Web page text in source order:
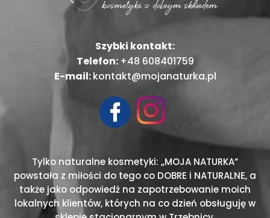
Szybki kontakt:
Telefon: +48 608401759
E-mail:kontakt@mojanaturka.pl
Tylko naturalne kosmetyki: „MOJA NATURKA”
powstała z miłości do tego co DOBRE i NATURALNE, a
także jako odpowiedź na zapotrzebowanie moich
lokalnych klientów, których na co dzień obsługuję w